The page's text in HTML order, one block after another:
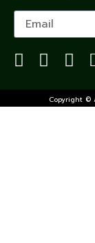
Copyright ©